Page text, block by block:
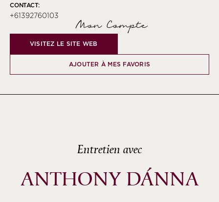
CONTACT:
+61392760103
Mon Compte
VISITEZ LE SITE WEB
AJOUTER À MES FAVORIS
Entretien avec
ANTHONY DÁNNA